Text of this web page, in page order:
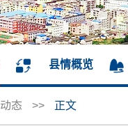
县情概览
态 >> 正文